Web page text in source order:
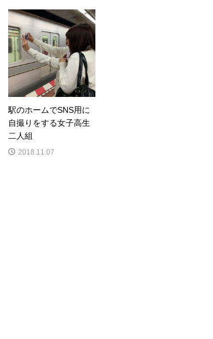
駅のホームでSNS用に
自撮りをする女子高生
二人組
2018.11.07